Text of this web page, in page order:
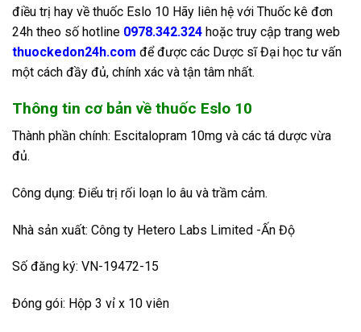
điều trị hay về thuốc Eslo 10 Hãy liên hệ với Thuốc kê đơn
24h theo số hotline 0978.342.324 hoặc truy cập trang web
thuockedon24h.com để được các Dược sĩ Đại học tư vấn
một cách đầy đủ, chính xác và tận tâm nhất.
Thông tin cơ bản về thuốc Eslo 10
Thành phần chính: Escitalopram 10mg và các tá dược vừa
đủ.
Công dụng: Điểu trị rối loạn lo âu và trầm cảm.
Nhà sản xuất: Công ty Hetero Labs Limited -Ấn Độ
Số đăng ký: VN-19472-15
Đóng gói: Hộp 3 vỉ x 10 viên